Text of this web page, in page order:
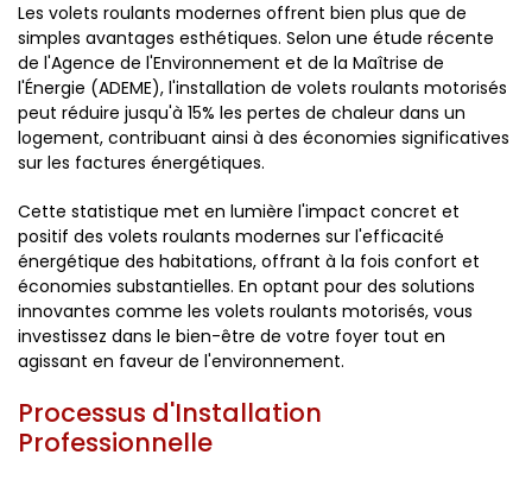
Les volets roulants modernes offrent bien plus que de
simples avantages esthétiques. Selon une étude récente
de l'Agence de l'Environnement et de la Maîtrise de
l'Énergie (ADEME), l'installation de volets roulants motorisés
peut réduire jusqu'à 15% les pertes de chaleur dans un
logement, contribuant ainsi à des économies significatives
sur les factures énergétiques.
Cette statistique met en lumière l'impact concret et
positif des volets roulants modernes sur l'efficacité
énergétique des habitations, offrant à la fois confort et
économies substantielles. En optant pour des solutions
innovantes comme les volets roulants motorisés, vous
investissez dans le bien-être de votre foyer tout en
agissant en faveur de l'environnement.
Processus d'Installation
Professionnelle